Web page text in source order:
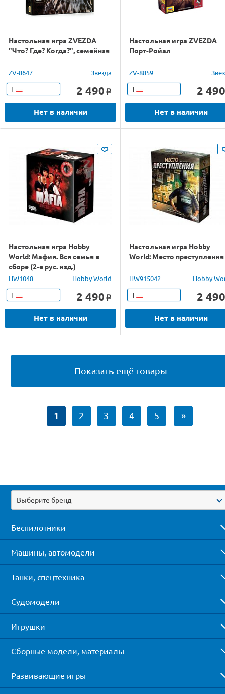
Настольная игра ZVEZDA
"Что? Где? Когда?", семейная
ZV-8647 Звезда
Т 2 490 o
Нет в наличии
Настольная игра ZVEZDA
Порт-Ройал
ZV-8859
Т 2 490
Нет в наличии
Настольная игра Hobby
World: Мафия. Вся семья в
сборе (2-е рус. изд.)
HW1048 Hobby World
Т 2 490 o
Нет в наличии
Настольная игра Hobby
World: Место преступления
HW915042 Hobby
Т 2 490
Нет в наличии
Показать ещё товары
1 2 3 4 5 »
Выберите бренд
Беспилотники
Машины, автомодели
Танки, спецтехника
Судомодели
Игрушки
Сборные модели, материалы
Развивающие игры